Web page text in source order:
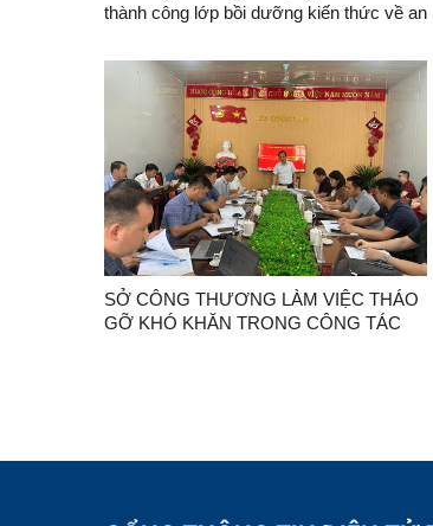
thành công lớp bồi dưỡng kiến thức về an
SỞ CÔNG THƯƠNG LÀM VIỆC THÁO
GỠ KHÓ KHĂN TRONG CÔNG TÁC